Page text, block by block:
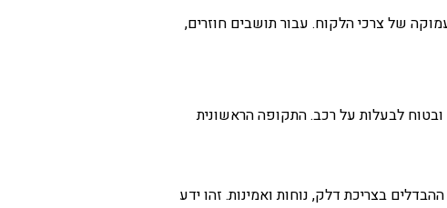
של צרכי הלקוח. עבור תושבים חוזרים,
לבעלות על רכב. התקופה הראשונית
בצריכת דלק, נוחות ואמינות. זהו ידע